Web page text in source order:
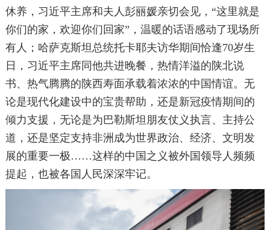
休养，习近平主席和夫人彭丽媛亲切会见，“这里就是
你们的家，欢迎你们回家”，温暖的话语感动了现场所
有人；哈萨克斯坦总统托卡耶夫访华期间恰逢70岁生
日，习近平主席同他共进晚餐，热情洋溢的陕北说
书、热气腾腾的陕西寿面承载着浓浓的中国情谊。无
论是现代化建设中的宝贵帮助，还是新冠疫情期间的
倾力支援，无论是为巴勒斯坦朋友仗义执言、主持公
道，还是坚定支持非洲成为世界政治、经济、文明发
展的重要一极……这样的中国之义被外国领导人频频
提起，也被各国人民深深牢记。